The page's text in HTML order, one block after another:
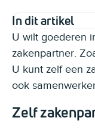
In dit artikel
U wilt goederen
zakenpartner.
U kunt zelf een
ook
Zelf